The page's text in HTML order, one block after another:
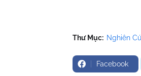
Thư Mục: Nghiên
Facebook